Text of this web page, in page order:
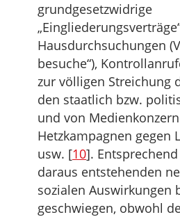
grundgesetzwidrige
Hausdurchsuchungen
besuche“),
zur völligen Streichung
den staatlich bzw.
und von
Hetzkampagnen gegen
usw. [10].
daraus entstehenden
sozialen Auswirkungen
geschwiegen, obwohl